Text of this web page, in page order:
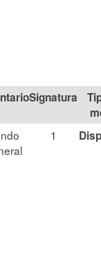
Signatura
1